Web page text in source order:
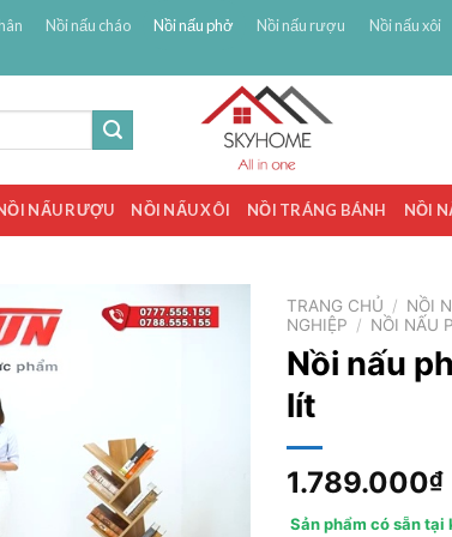
Nồi nấu cháo Nồi nấu phở Nồi nấu rượu Nồi nấu xôi
NẤU RƯỢU NỒI NẤU XÔI NỒI TRÁNG BÁNH NỒI
TRANG CHỦ / NỒI
NGHIỆP / NỒI NẤU
Nồi nấu
lít
1.789.000₫
Sản phẩm có sẵn tại